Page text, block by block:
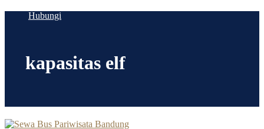
Hubungi
kapasitas elf